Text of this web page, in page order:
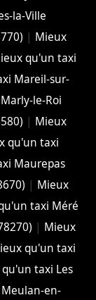
la-Ville
| Mieux
qu'un taxi
Mareil-sur-
le-Roi
| Mieux
qu'un taxi
Maurepas
| Mieux
taxi Méré
| Mieux
qu'un taxi
taxi Les
en-